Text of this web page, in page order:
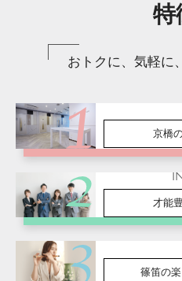
特
おトクに、気軽に
京橋
才能
篠笛の